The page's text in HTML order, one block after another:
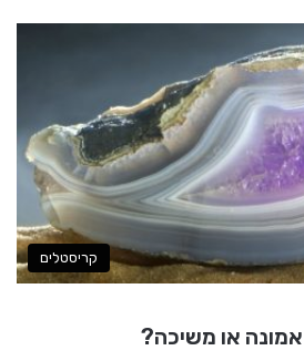
קריסטלים
או משיכה?